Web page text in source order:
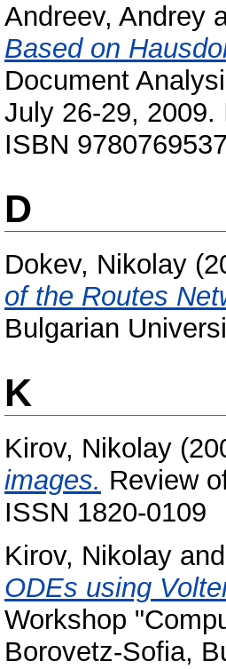
Andreev, Andrey
Based on
Document
July 26-29, 2009.
ISBN
D
Dokev, Nikolay
of the Routes
Bulgarian
K
Kirov, Nikolay
images. Review
ISSN 1820-0109
Kirov, Nikolay and
ODEs using
Workshop
Borovetz-Sofia,